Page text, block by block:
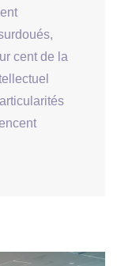
cent de la